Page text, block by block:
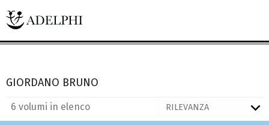
GIORDANO BRUNO
6 volumi in elenco